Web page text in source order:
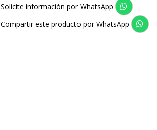
Solicite información por WhatsApp
Compartir este producto por WhatsApp